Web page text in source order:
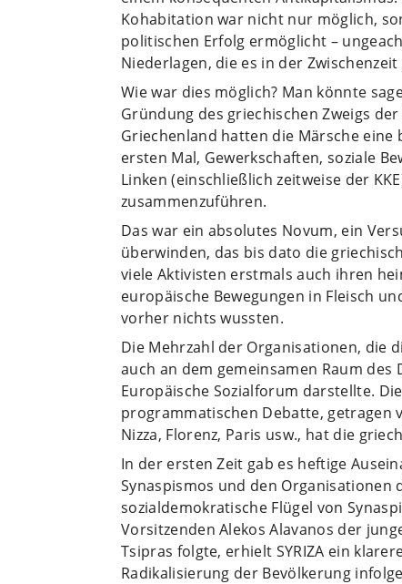
Kohabitation war nicht nur möglich,
politischen Erfolg ermöglicht –
Niederlagen, die es in der
Wie war dies möglich? Man könnte
Gründung des griechischen Zweigs
Griechenland hatten die Märsche eine
ersten Mal, Gewerkschaften, soziale
Linken (einschließlich zeitweise der
zusammenzuführen.
Das war ein absolutes Novum, ein
überwinden, das bis dato die
viele Aktivisten erstmals auch ihren
europäische Bewegungen in Fleisch
vorher nichts wussten.
Die Mehrzahl der Organisationen, die
auch an dem gemeinsamen Raum
Europäische Sozialforum darstellte.
programmatischen Debatte, getragen
Nizza, Florenz, Paris usw., hat die
In der ersten Zeit gab es heftige
Synaspismos und den Organisationen
sozialdemokratische Flügel von
Vorsitzenden Alekos Alavanos der
Tsipras folgte, erhielt SYRIZA ein
Radikalisierung der Bevölkerung